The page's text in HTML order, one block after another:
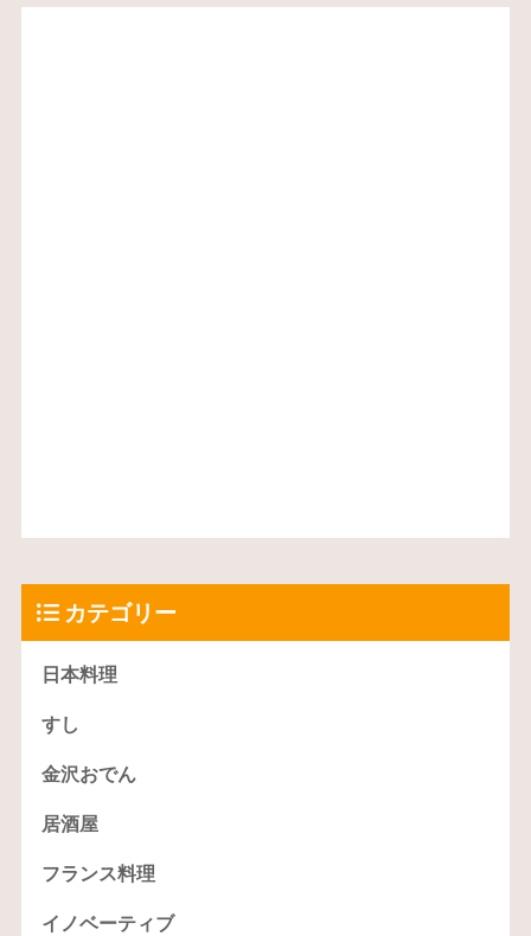
カテゴリー
日本料理
すし
金沢おでん
居酒屋
フランス料理
イノベーティブ